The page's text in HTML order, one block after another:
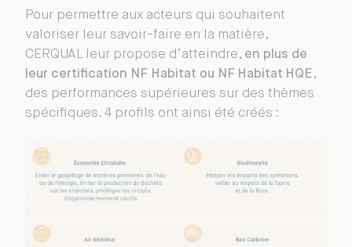
Pour permettre aux acteurs qui souhaitent
valoriser leur savoir-faire en la matière,
CERQUAL leur propose d’atteindre, en plus de
leur certification NF Habitat ou NF Habitat HQE,
des performances supérieures sur des thèmes
spécifiques. 4 profils ont ainsi été créés :